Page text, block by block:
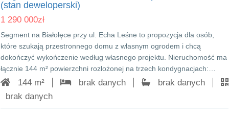
(stan deweloperski)
1 290 000zł
Segment na Białołęce przy ul. Echa Leśne to propozycja dla osób,
które szukają przestronnego domu z własnym ogrodem i chcą
dokończyć wykończenie według własnego projektu. Nieruchomość ma
łącznie 144 m² powierzchni rozłożonej na trzech kondygnacjach:…
144 m² brak danych
brak danych
brak danych